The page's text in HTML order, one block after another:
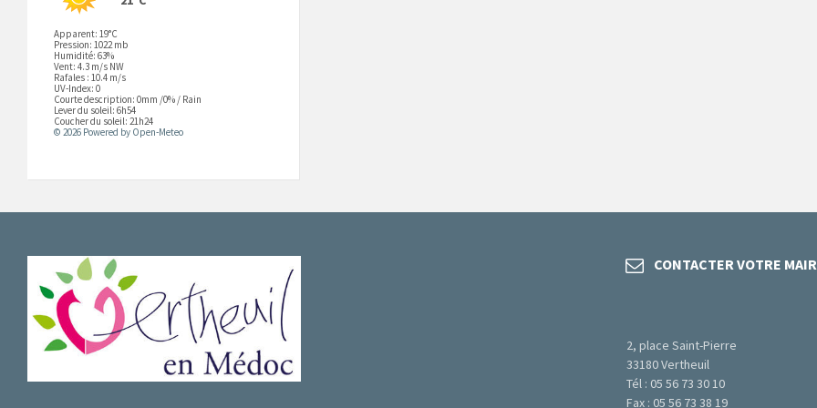
Apparent: 19°C
Pression: 1022 mb
Humidité: 63%
Vent: 4.3 m/s NW
Rafales : 10.4 m/s
UV-Index: 0
Courte description: 0mm /0% / Rain
Lever du soleil: 6h54
Coucher du soleil: 21h24
© 2026 Powered by Open-Meteo
CONTACTER VOTRE
2, place Saint-Pierre
33180 Vertheuil
Tél : 05 56 73 30 10
Fax : 05 56 73 38 19